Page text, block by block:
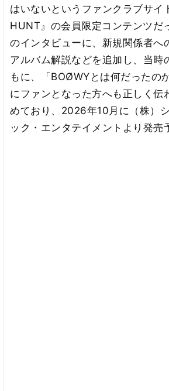
はいないというファンクラブサイ
HUNT』の会員限定コンテンツだ
のインタビューに、新規関係者へ
アルバム解説などを追加し、当時
もに、「BOØWYとは何だったの
にファンとなった方へも正しく伝
めており、2026年10月に（株）
ック・エンタテイメントより発売